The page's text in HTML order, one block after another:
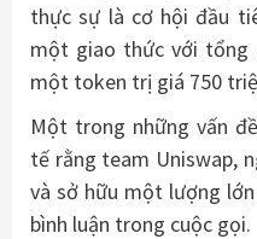
thực sự là cơ hội đầu
một giao thức với tổng
một token trị giá 750
Một trong những vấn
tế rằng team Uniswap,
và sở hữu một lượng
bình luận trong cuộc gọi.